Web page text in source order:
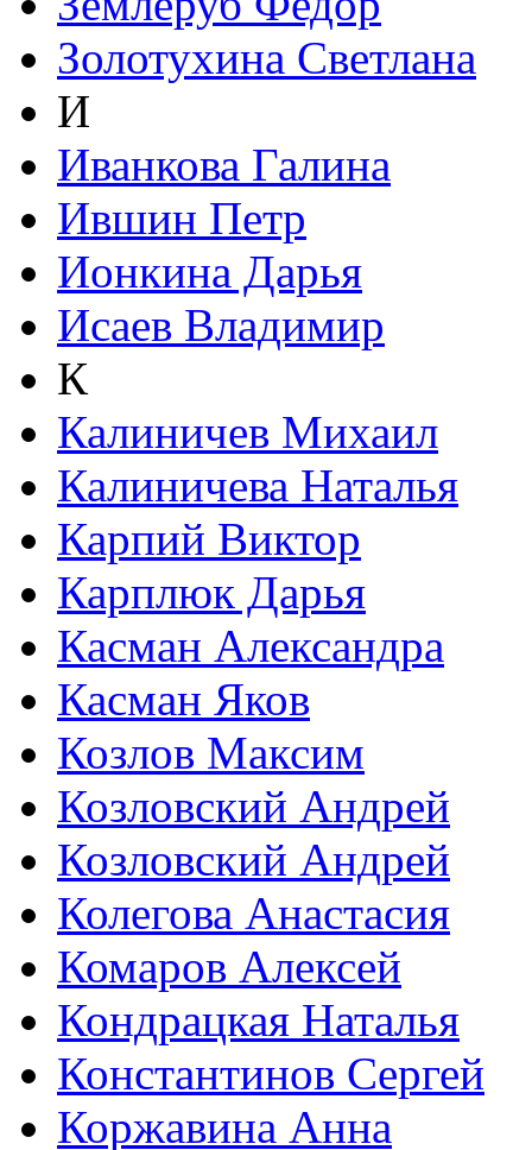
Золотухина Светлана
И
Иванкова Галина
Ившин Петр
Ионкина Дарья
Исаев Владимир
К
Калиничев Михаил
Калиничева Наталья
Карпий Виктор
Карплюк Дарья
Касман Александра
Касман Яков
Козлов Максим
Козловский Андрей
Козловский Андрей
Колегова Анастасия
Комаров Алексей
Кондрацкая Наталья
Константинов Сергей
Коржавина Анна